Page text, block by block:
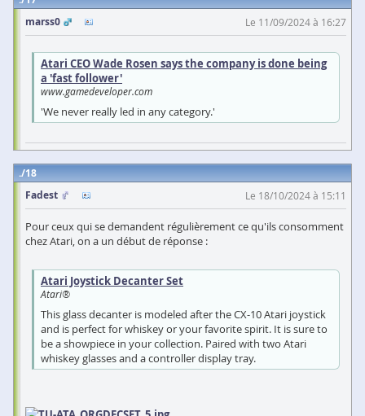
marss0
Le 11/09/2024 à 16:27
Atari CEO Wade Rosen says the company is done being
a 'fast follower'
www.gamedeveloper.com
'We never really led in any category.'
18
Fadest
Le 18/10/2024 à 15:11
Pour ceux qui se demandent régulièrement ce qu'ils consomment
chez Atari, on a un début de réponse :
Atari Joystick Decanter Set
Atari®
This glass decanter is modeled after the CX-10 Atari joystick
and is perfect for whiskey or your favorite spirit. It is sure to
be a showpiece in your collection. Paired with two Atari
whiskey glasses and a controller display tray.